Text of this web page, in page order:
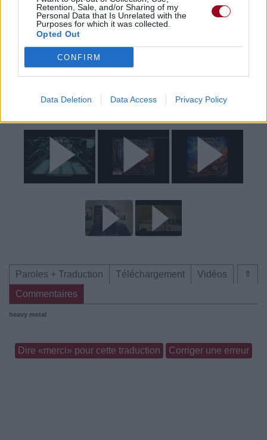
Retention, Sale, and/or Sharing of my
Personal Data that Is Unrelated with the
Purposes for which it was collected.
Opted Out
CONFIRM
Data Deletion Data Access Privacy Policy
Trouver un instrument de musique ou une partition au
meilleur prix sur
Paroles + Traduction Téléchargement
⇑
Paroles + Traduction Téléchargement
Vidéos
Commentaires
heavy metal
Dire «merci» pour cette traduction Corriger une erreur